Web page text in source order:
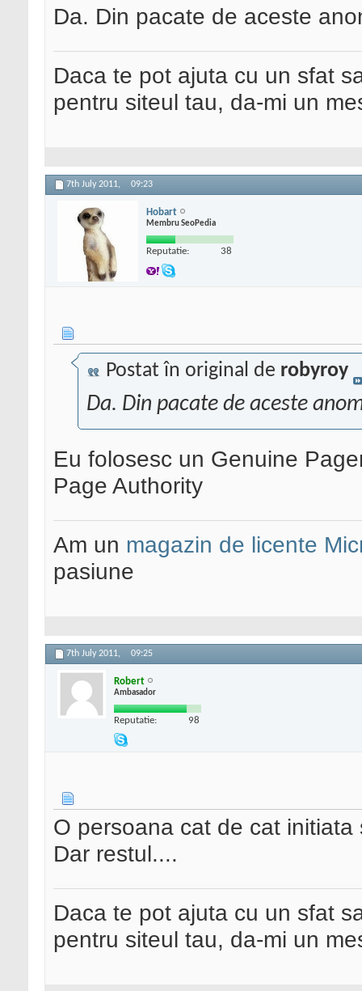
Da. Din pacate de aceste
Daca te pot ajuta cu un sfat
pentru siteul tau, da-mi un
7th July 2011, 09:23
Hobart
Membru SeoPedia
Reputatie: 38
Postat în original de robyroy
Da. Din pacate de aceste
Eu folosesc un Genuine
Page Authority
Am un magazin de licente
pasiune
7th July 2011, 09:25
Robert
Ambasador
Reputatie: 98
O persoana cat de cat
Dar restul....
Daca te pot ajuta cu un sfat
pentru siteul tau, da-mi un